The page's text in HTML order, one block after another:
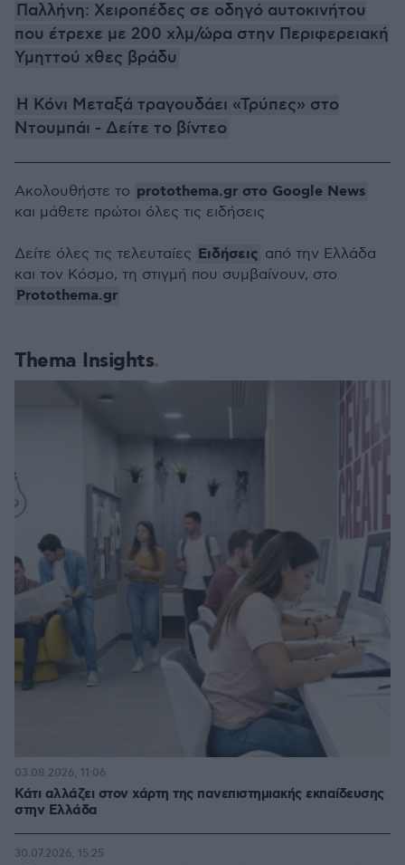
Παλλήνη: Χειροπέδες σε οδηγό αυτοκινήτου
που έτρεχε με 200 χλμ/ώρα στην Περιφερειακή
Υμηττού χθες βράδυ
Η Κόνι Μεταξά τραγουδάει «Τρύπες» στο
Ντουμπάι - Δείτε το βίντεο
Thema Insights
Κάτι αλλάζει στον χάρτη της πανεπιστημιακής εκπαίδευσης
στην Ελλάδα
03.08.2026, 11:06
30.07.2026, 15:25
Ακολουθήστε το protothema.gr στο Google News
και μάθετε πρώτοι όλες τις ειδήσεις
Δείτε όλες τις τελευταίες Ειδήσεις από την Ελλάδα
και τον Κόσμο, τη στιγμή που συμβαίνουν, στο
Protothema.gr